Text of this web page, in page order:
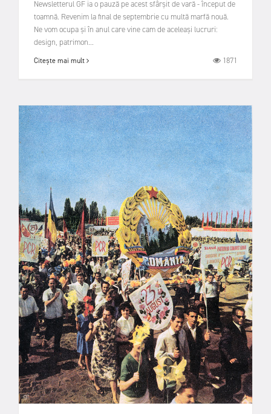
Newsletterul GF ia o pauză pe acest sfârșit de vară - început de
toamnă. Revenim la final de septembrie cu multă marfă nouă.
Ne vom ocupa și în anul care vine cam de aceleași lucruri:
design, patrimon...
Citește mai mult 1871